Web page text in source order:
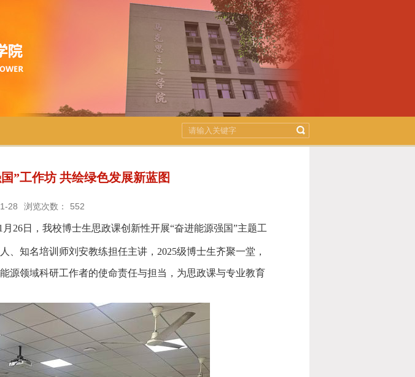
”工作坊 共绘绿色发展新蓝图
28 浏览次数： 552
月 26日， 我校博士生思政课创新性开展“奋进能源强国”主题工
、知名培训师刘安教练担任主讲， 2025级博士生齐聚一堂，
源领域科研工作者的使命责任与担当，为思政课与专业教育